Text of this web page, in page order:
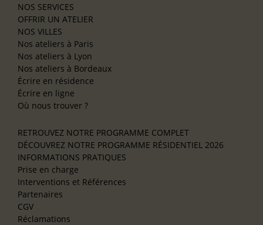
NOS SERVICES
OFFRIR UN ATELIER
NOS VILLES
Nos ateliers à Paris
Nos ateliers à Lyon
Nos ateliers à Bordeaux
Écrire en résidence
Écrire en ligne
Où nous trouver ?
RETROUVEZ NOTRE PROGRAMME COMPLET
DÉCOUVREZ NOTRE PROGRAMME RÉSIDENTIEL 2026
INFORMATIONS PRATIQUES
Prise en charge
Interventions et Références
Partenaires
CGV
Réclamations